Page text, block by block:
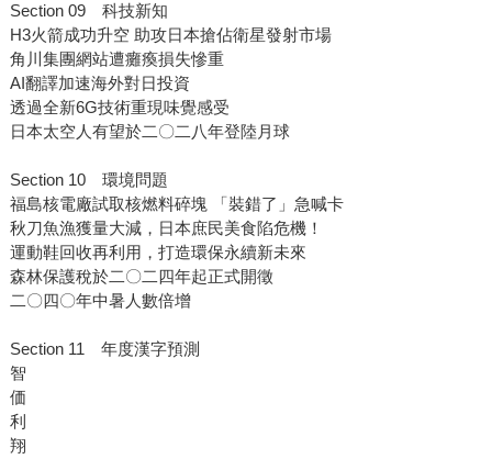
Section 09 科技新知
H3火箭成功升空 助攻日本搶佔衛星發射市場
角川集團網站遭癱瘓損失慘重
AI翻譯加速海外對日投資
透過全新6G技術重現味覺感受
日本太空人有望於二〇二八年登陸月球
Section 10 環境問題
福島核電廠試取核燃料碎塊 「裝錯了」急喊卡
秋刀魚漁獲量大減，日本庶民美食陷危機！
運動鞋回收再利用，打造環保永續新未來
森林保護稅於二〇二四年起正式開徵
二〇四〇年中暑人數倍增
Section 11 年度漢字預測
智
価
利
翔